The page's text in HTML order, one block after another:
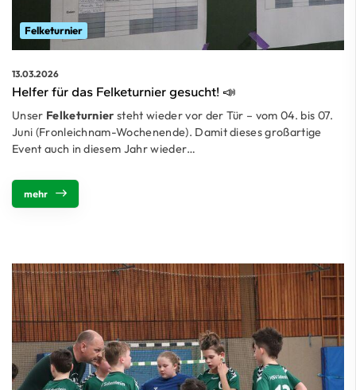
Felketurnier
13.03.2026
Helfer für das Felketurnier gesucht! 📣
Unser Felketurnier steht wieder vor der Tür – vom 04. bis 07.
Juni (Fronleichnam-Wochenende). Damit dieses großartige
Event auch in diesem Jahr wieder…
mehr